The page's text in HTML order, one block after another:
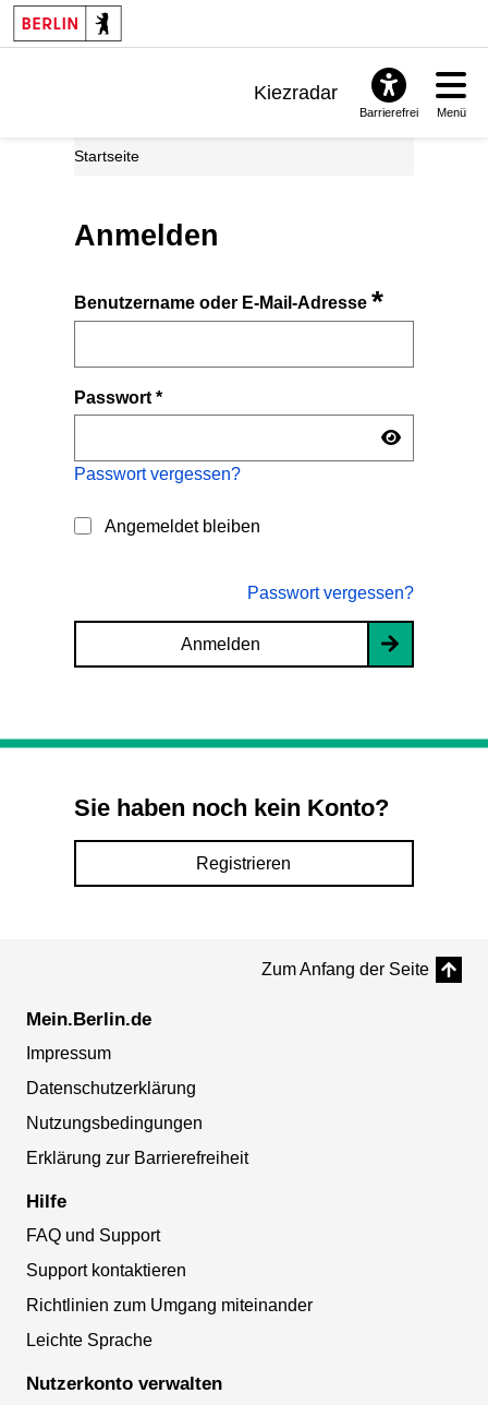
Kiezradar
Barrierefrei Menü
Startseite
Anmelden
Benutzername oder E-Mail-Adresse*
Passwort*
Passwort vergessen?
Angemeldet bleiben
Passwort vergessen?
Anmelden
Sie haben noch kein Konto?
Registrieren
Zum Anfang der Seite
Mein.Berlin.de
Impressum
Datenschutzerklärung
Nutzungsbedingungen
Erklärung zur Barrierefreiheit
Hilfe
FAQ und Support
Support kontaktieren
Richtlinien zum Umgang miteinander
Leichte Sprache
Nutzerkonto verwalten